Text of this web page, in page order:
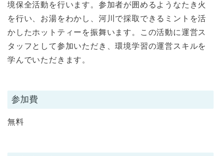
境保全活動を行います。参加者が囲めるようなたき火
を行い、お湯をわかし、河川で採取できるミントを活
かしたホットティーを振舞います。この活動に運営ス
タッフとして参加いただき、環境学習の運営スキルを
学んでいただきます。
参加費
無料